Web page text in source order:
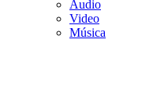
Audio
Video
Música